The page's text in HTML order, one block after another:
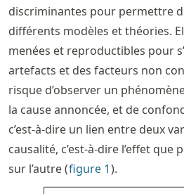
discriminantes pour permettre
différents modèles et théories.
menées et reproductibles pour
artefacts et des facteurs non
risque d’observer un
la cause annoncée, et de
c’est-à-dire un lien entre deux
causalité, c’est-à-dire l’effet que
sur l’autre (figure 1).